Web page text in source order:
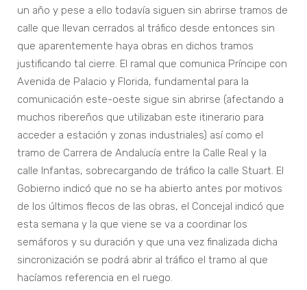
un año y pese a ello todavía siguen sin abrirse tramos de
calle que llevan cerrados al tráfico desde entonces sin
que aparentemente haya obras en dichos tramos
justificando tal cierre. El ramal que comunica Príncipe con
Avenida de Palacio y Florida, fundamental para la
comunicación este-oeste sigue sin abrirse (afectando a
muchos ribereños que utilizaban este itinerario para
acceder a estación y zonas industriales) así como el
tramo de Carrera de Andalucía entre la Calle Real y la
calle Infantas, sobrecargando de tráfico la calle Stuart. El
Gobierno indicó que no se ha abierto antes por motivos
de los últimos flecos de las obras, el Concejal indicó que
esta semana y la que viene se va a coordinar los
semáforos y su duración y que una vez finalizada dicha
sincronización se podrá abrir al tráfico el tramo al que
hacíamos referencia en el ruego.